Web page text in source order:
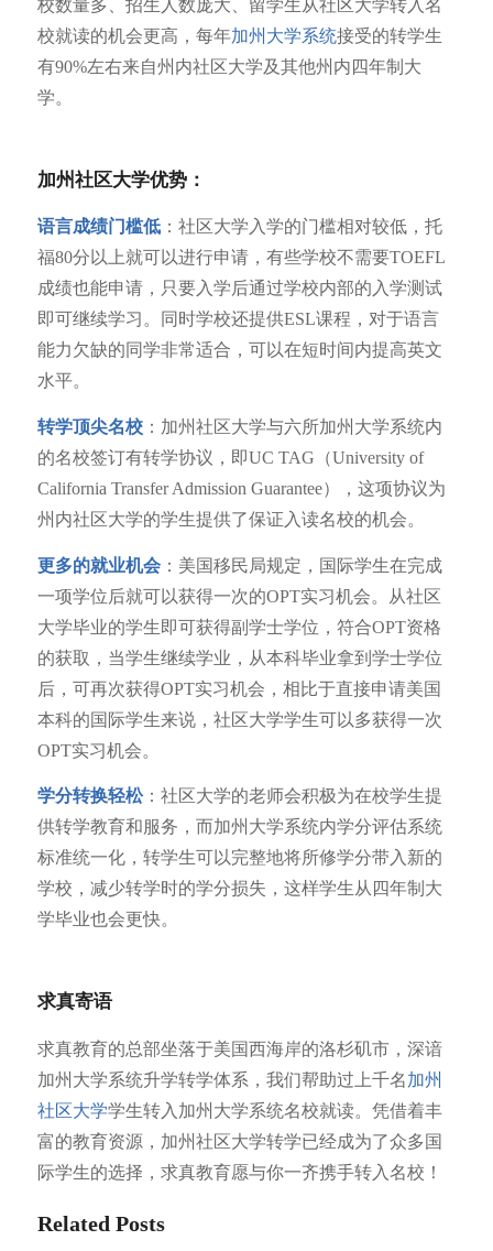
校数量多、招生人数庞大、留学生从社区大学转入名
校就读的机会更高，每年加州大学系统接受的转学生
有90%左右来自州内社区大学及其他州内四年制大
学。
加州社区大学优势：
语言成绩门槛低：社区大学入学的门槛相对较低，托
福80分以上就可以进行申请，有些学校不需要TOEFL
成绩也能申请，只要入学后通过学校内部的入学测试
即可继续学习。同时学校还提供ESL课程，对于语言
能力欠缺的同学非常适合，可以在短时间内提高英文
水平。
转学顶尖名校：加州社区大学与六所加州大学系统内
的名校签订有转学协议，即UC TAG（University of
California Transfer Admission Guarantee），这项协议为
州内社区大学的学生提供了保证入读名校的机会。
更多的就业机会：美国移民局规定，国际学生在完成
一项学位后就可以获得一次的OPT实习机会。从社区
大学毕业的学生即可获得副学士学位，符合OPT资格
的获取，当学生继续学业，从本科毕业拿到学士学位
后，可再次获得OPT实习机会，相比于直接申请美国
本科的国际学生来说，社区大学学生可以多获得一次
OPT实习机会。
学分转换轻松：社区大学的老师会积极为在校学生提
供转学教育和服务，而加州大学系统内学分评估系统
标准统一化，转学生可以完整地将所修学分带入新的
学校，减少转学时的学分损失，这样学生从四年制大
学毕业也会更快。
求真寄语
求真教育的总部坐落于美国西海岸的洛杉矶市，深谙
加州大学系统升学转学体系，我们帮助过上千名加州
社区大学学生转入加州大学系统名校就读。凭借着丰
富的教育资源，加州社区大学转学已经成为了众多国
际学生的选择，求真教育愿与你一齐携手转入名校！
Related Posts